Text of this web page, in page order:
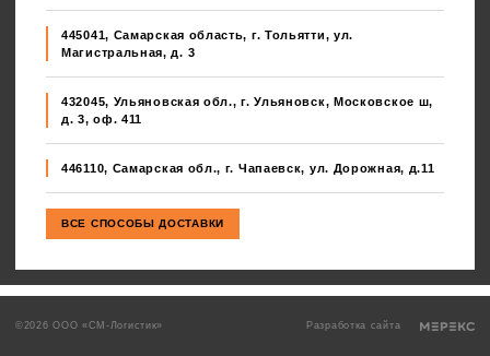
445041, Самарская область, г. Тольятти, ул.
Магистральная, д. 3
432045, Ульяновская обл., г. Ульяновск, Московское ш,
д. 3, оф. 411
446110, Самарская обл., г. Чапаевск, ул. Дорожная, д.11
©2026 ООО «СМ-Логистик» Разработка сайта